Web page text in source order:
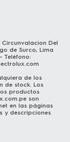
Circunvalacion Del
de Surco, Lima
Teléfono:
de los
de stock. Los
productos
son
en las páginas
y descripciones